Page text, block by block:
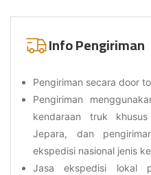
Info Pengiriman
Pengiriman secara door
Pengiriman
kendaraan truk
Jepara, dan
ekspedisi nasional jenis
Jasa ekspedisi lokal